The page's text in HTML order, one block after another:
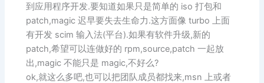
到应用程序开发.要知道如果只是简单的 iso 打包和
patch,magic 迟早要失去生命力.这方面像 turbo 上面
有开发 scim 输入法(平台).如果有软件升级,新的
patch,希望可以连做好的 rpm,source,patch 一起放
出,magic 不能只是 magic,不好么?
ok,就这么多吧,也可以把团队成员都找来,msn 上或者